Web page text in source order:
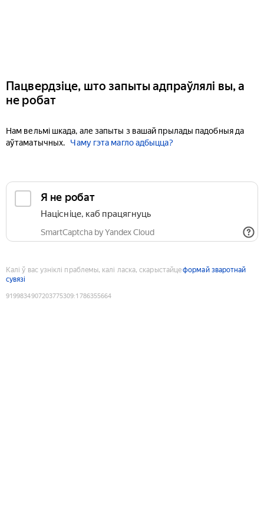
Пацвердзіце, што запыты адпраўлялі вы, а
не робат
Нам вельмі шкада, але запыты з вашай прылады падобныя да
аўтаматычных.
Чаму гэта магло адбыцца?
Я не робат
Націсніце, каб працягнуць
SmartCaptcha by Yandex Cloud
Калі ў вас узніклі праблемы, калі ласка, скарыстайцеформай зваротнай
сувязі
9199834907203775309:1786355664